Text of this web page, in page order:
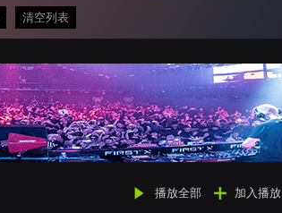
清空列表
播放全部 加入播放